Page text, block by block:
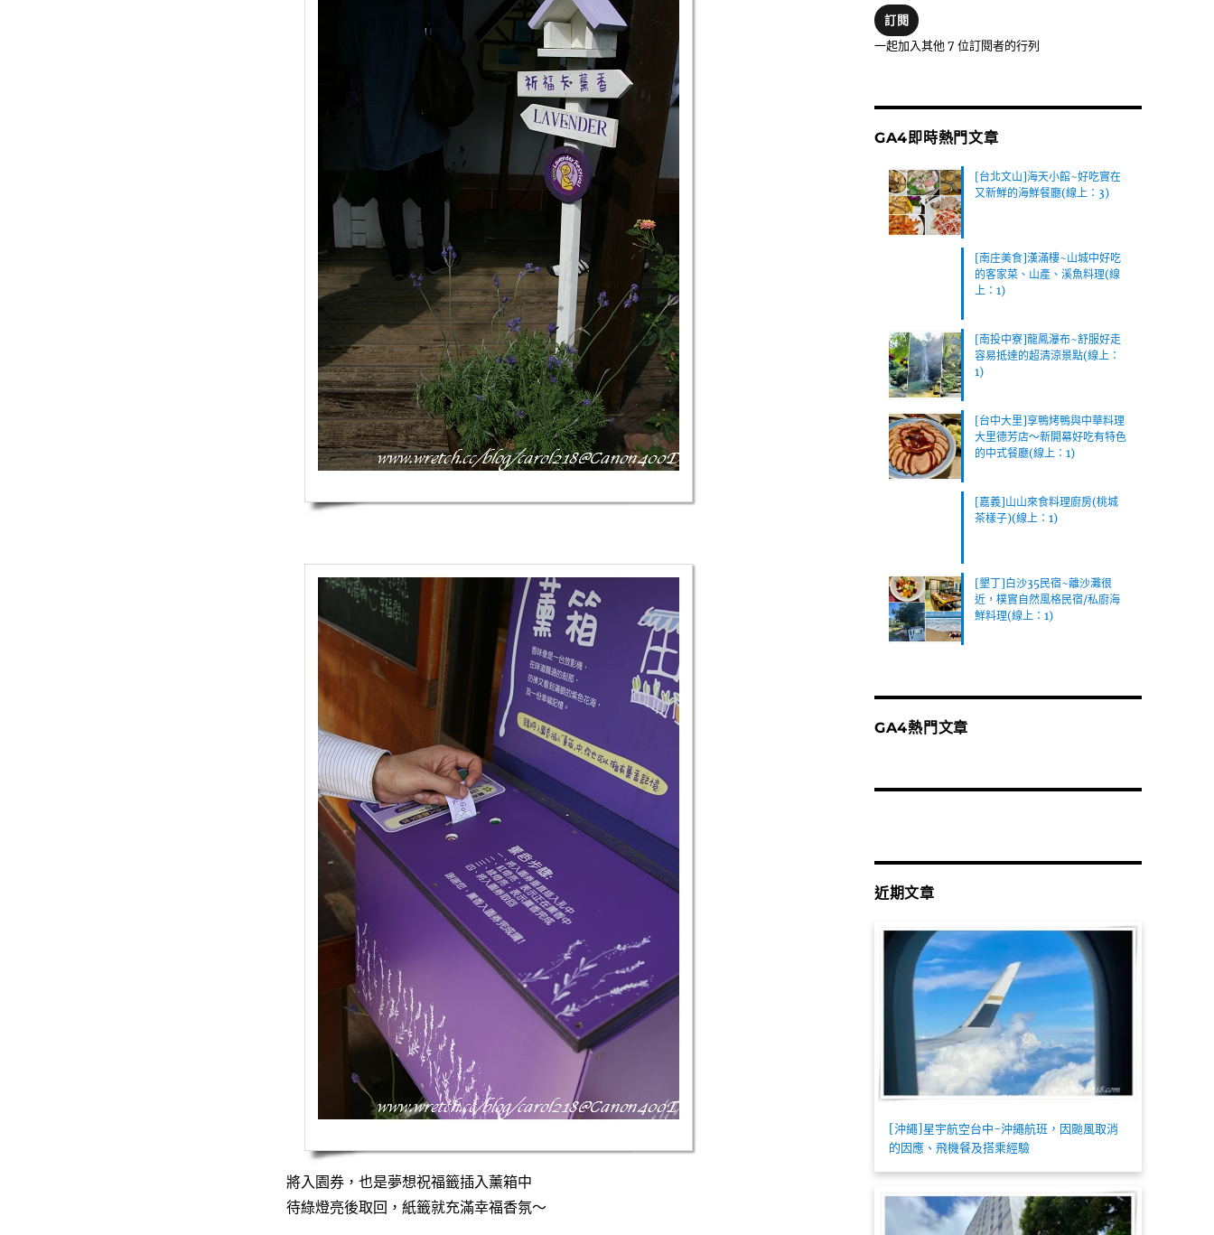
將入園券，也是夢想祝福籤插入薰箱中
待綠燈亮後取回，紙籤就充滿幸福香氛～
件
位
訂閱
一起加入其他 7 位訂閱者的行列
GA4即時熱門文章
[台北文山]海天小館~好吃實在
又新鮮的海鮮餐廳(線上：3)
[南庄美食]漢滿樓~山城中好吃
的客家菜、山產、溪魚料理(線
上：1)
[南投中寮]龍鳳瀑布~舒服好走
容易抵達的超清涼景點(線上：
1)
[台中大里]享鴨烤鴨與中華料理
大里德芳店～新開幕好吃有特色
的中式餐廳(線上：1)
[嘉義]山山來食料理廚房(桃城
茶樣子)(線上：1)
[墾丁]白沙35民宿~離沙灘很
近，樸實自然風格民宿/私廚海
鮮料理(線上：1)
GA4熱門文章
近期文章
[沖繩]星宇航空台中-沖繩航班，因颱風取消
的因應、飛機餐及搭乘經驗